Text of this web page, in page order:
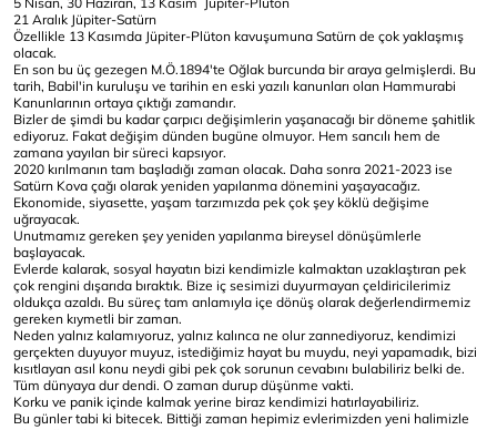
21 Aralık Jüpiter-Satürn
Özellikle 13 Kasımda Jüpiter-Plüton kavuşumuna Satürn de çok yaklaşmış
olacak.
En son bu üç gezegen M.Ö.1894'te Oğlak burcunda bir araya gelmişlerdi. Bu
tarih, Babil'in kuruluşu ve tarihin en eski yazılı kanunları olan Hammurabi
Kanunlarının ortaya çıktığı zamandır.
Bizler de şimdi bu kadar çarpıcı değişimlerin yaşanacağı bir döneme şahitlik
ediyoruz. Fakat değişim dünden bugüne olmuyor. Hem sancılı hem de
zamana yayılan bir süreci kapsıyor.
2020 kırılmanın tam başladığı zaman olacak. Daha sonra 2021-2023 ise
Satürn Kova çağı olarak yeniden yapılanma dönemini yaşayacağız.
Ekonomide, siyasette, yaşam tarzımızda pek çok şey köklü değişime
uğrayacak.
Unutmamız gereken şey yeniden yapılanma bireysel dönüşümlerle
başlayacak.
Evlerde kalarak, sosyal hayatın bizi kendimizle kalmaktan uzaklaştıran pek
çok rengini dışarıda bıraktık. Bize iç sesimizi duyurmayan çeldiricilerimiz
oldukça azaldı. Bu süreç tam anlamıyla içe dönüş olarak değerlendirmemiz
gereken kıymetli bir zaman.
Neden yalnız kalamıyoruz, yalnız kalınca ne olur zannediyoruz, kendimizi
gerçekten duyuyor muyuz, istediğimiz hayat bu muydu, neyi yapamadık, bizi
kısıtlayan asıl konu neydi gibi pek çok sorunun cevabını bulabiliriz belki de.
Tüm dünyaya dur dendi. O zaman durup düşünme vakti.
Korku ve panik içinde kalmak yerine biraz kendimizi hatırlayabiliriz.
Bu günler tabi ki bitecek. Bittiği zaman hepimiz evlerimizden yeni halimizle